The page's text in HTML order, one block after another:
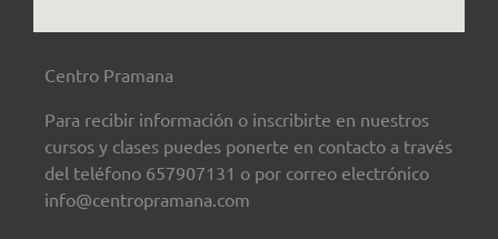
Centro Pramana
Para recibir información o inscribirte en nuestros
cursos y clases puedes ponerte en contacto a través
del teléfono 657907131 o por correo electrónico
info@centropramana.com